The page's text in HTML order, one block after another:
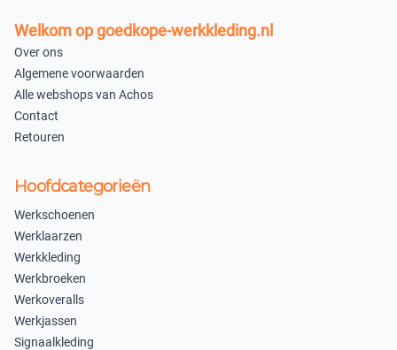
Welkom op goedkope-werkkleding.nl
Over ons
Algemene voorwaarden
Alle webshops van Achos
Contact
Retouren
Hoofdcategorieën
Werkschoenen
Werklaarzen
Werkkleding
Werkbroeken
Werkoveralls
Werkjassen
Signaalkleding